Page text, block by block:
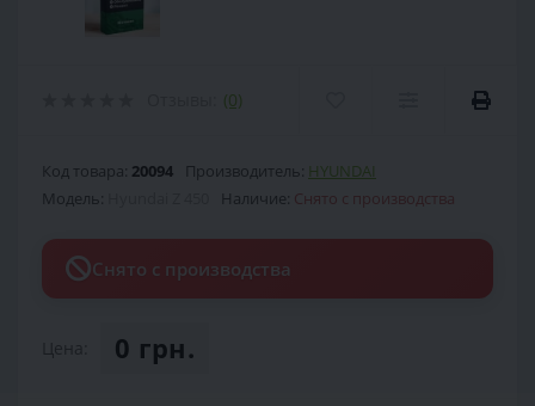
(0)
Код товара: 20094 Производитель: HYUNDAI
Модель:
Наличие: Снято с производства
Снято с производства
0 грн.